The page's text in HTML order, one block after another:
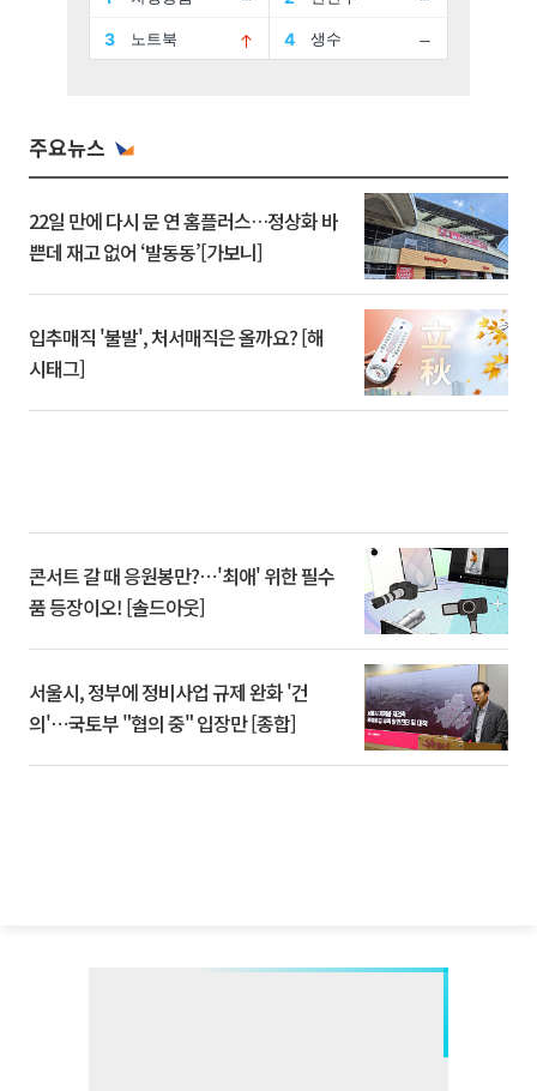
주요뉴스
22일 만에 다시 문 연 홈플러스…정상화 바
쁜데 재고 없어 ‘발동동’[가보니]
입추매직 '불발', 처서매직은 올까요? [해
시태그]
콘서트 갈 때 응원봉만?⋯'최애' 위한 필수
품 등장이오! [솔드아웃]
서울시, 정부에 정비사업 규제 완화 '건
의'⋯국토부 "협의 중" 입장만 [종합]